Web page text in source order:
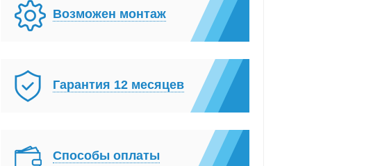
Возможен монтаж
Гарантия 12 месяцев
Способы оплаты